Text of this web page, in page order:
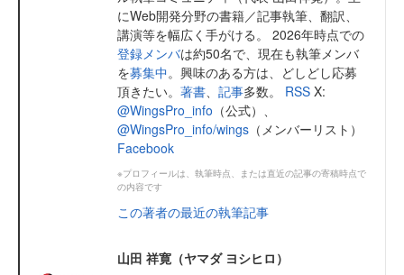
にWeb開発分野の書籍／記事執筆、翻訳、
講演等を幅広く手がける。 2026年時点での
登録メンバは約50名で、現在も執筆メンバ
を募集中。興味のある方は、どしどし応募
頂きたい。 著書 記事多数。 RSS X:
@WingsPro_info （公式）、
@WingsPro_info/wings （メンバーリスト）
Facebook
※プロフィールは、執筆時点、または直近の記事の寄稿時点で
の内容です
この著者の最近の執筆記事
山田 祥寛（ヤマダ ヨシヒロ）